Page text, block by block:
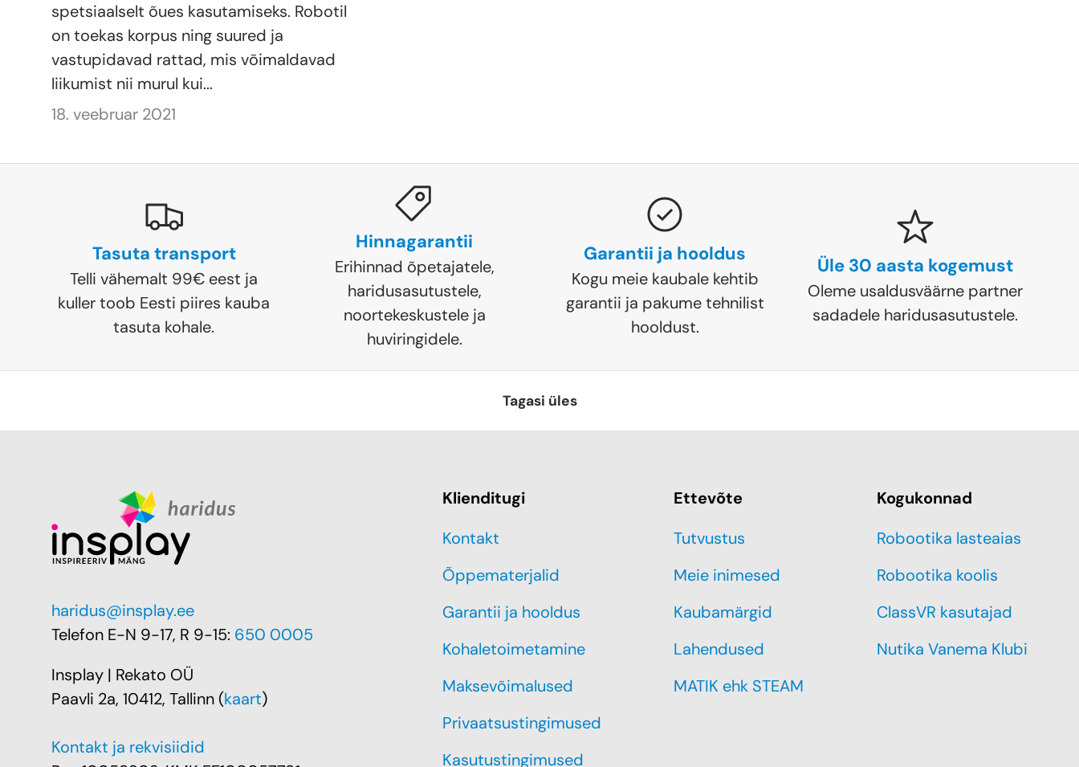
spetsiaalselt õues kasutamiseks. Robotil
on toekas korpus ning suured ja
vastupidavad rattad, mis võimaldavad
liikumist nii murul kui...
18. veebruar 2021
Tasuta transport
Telli vähemalt 99€ eest ja
kuller toob Eesti piires kauba
tasuta kohale.
Hinnagarantii
Erihinnad õpetajatele,
haridusasutustele,
noortekeskustele ja
huviringidele.
Garantii ja hooldus
Kogu meie kaubale kehtib
garantii ja pakume tehnilist
hooldust.
Üle 30 aasta kogemust
Oleme usaldusväärne partner
sadadele haridusasutustele.
Tagasi üles
haridus@insplay.ee
Telefon E-N 9-17, R 9-15: 650 0005
Insplay | Rekato OÜ
Paavli 2a, 10412, Tallinn (kaart)
Kontakt ja rekvisiidid
Klienditugi
Kontakt
Õppematerjalid
Garantii ja hooldus
Kohaletoimetamine
Maksevõimalused
Privaatsustingimused
Kasutustingimused
Ettevõte
Tutvustus
Meie inimesed
Kaubamärgid
Lahendused
MATIK ehk STEAM
Kogukonnad
Robootika lasteaias
Robootika koolis
ClassVR kasutajad
Nutika Vanema Klubi